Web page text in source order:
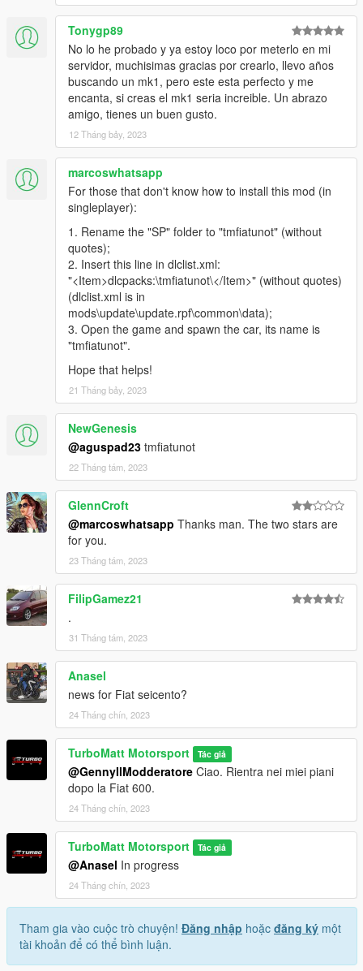
Tonygp89
No lo he probado y ya estoy loco por meterlo en mi
servidor, muchisimas gracias por crearlo, llevo años
buscando un mk1, pero este esta perfecto y me
encanta, si creas el mk1 seria increible. Un abrazo
amigo, tienes un buen gusto.
12 Tháng bảy, 2023
marcoswhatsapp
For those that don't know how to install this mod (in
singleplayer):
1. Rename the "SP" folder to "tmfiatunot" (without
quotes);
2. Insert this line in dlclist.xml:
"<Item>dlcpacks:\tmfiatunot\</Item>" (without quotes)
(dlclist.xml is in
mods\update\update.rpf\common\data);
3. Open the game and spawn the car, its name is
"tmfiatunot".
Hope that helps!
21 Tháng bảy, 2023
NewGenesis
@aguspad23 tmfiatunot
22 Tháng tám, 2023
GlennCroft
@marcoswhatsapp Thanks man. The two stars are
for you.
23 Tháng tám, 2023
FilipGamez21
.
31 Tháng tám, 2023
Anasel
news for Fiat seicento?
24 Tháng chín, 2023
TurboMatt Motorsport Tác giả
@GennyIlModderatore Ciao. Rientra nei miei piani
dopo la Fiat 600.
24 Tháng chín, 2023
TurboMatt Motorsport Tác giả
@Anasel In progress
24 Tháng chín, 2023
Tham gia vào cuộc trò chuyện! Đăng nhập hoặc đăng ký một
tài khoản để có thể bình luận.